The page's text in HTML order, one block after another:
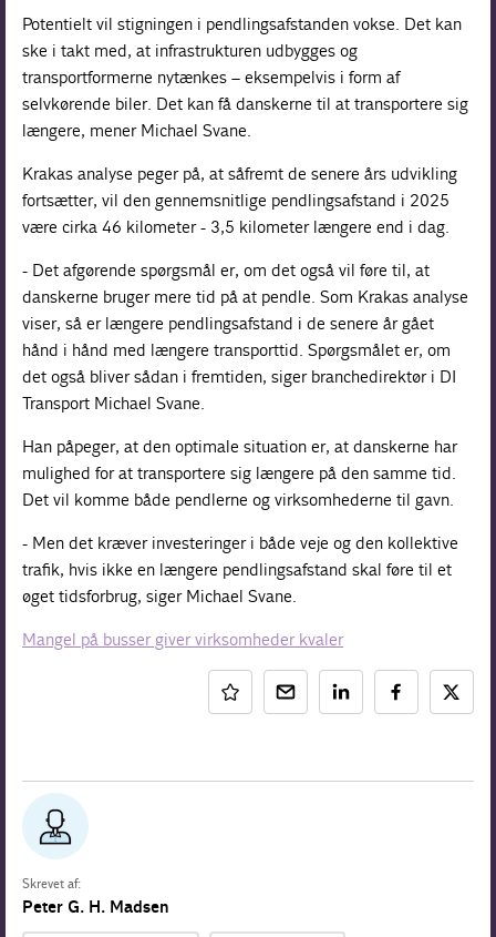
Potentielt vil stigningen i pendlingsafstanden vokse. Det kan
ske i takt med, at infrastrukturen udbygges og
transportformerne nytænkes – eksempelvis i form af
selvkørende biler. Det kan få danskerne til at transportere sig
længere, mener Michael Svane.
Krakas analyse peger på, at såfremt de senere års udvikling
fortsætter, vil den gennemsnitlige pendlingsafstand i 2025
være cirka 46 kilometer - 3,5 kilometer længere end i dag.
- Det afgørende spørgsmål er, om det også vil føre til, at
danskerne bruger mere tid på at pendle. Som Krakas analyse
viser, så er længere pendlingsafstand i de senere år gået
hånd i hånd med længere transporttid. Spørgsmålet er, om
det også bliver sådan i fremtiden, siger branchedirektør i DI
Transport Michael Svane.
Han påpeger, at den optimale situation er, at danskerne har
mulighed for at transportere sig længere på den samme tid.
Det vil komme både pendlerne og virksomhederne til gavn.
- Men det kræver investeringer i både veje og den kollektive
trafik, hvis ikke en længere pendlingsafstand skal føre til et
øget tidsforbrug, siger Michael Svane.
Mangel på busser giver virksomheder kvaler
Skrevet af:
Peter G. H. Madsen